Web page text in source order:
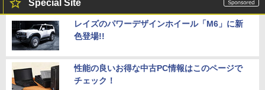
Special Site
レイズのパワーデザインホイール「M6」に新
色登場!!
性能の良いお得な中古PC情報はこのページで
チェック！